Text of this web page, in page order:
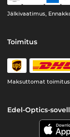
Jälkivaatimus,
Toimitus
Maksuttomat
Edel-Optics-